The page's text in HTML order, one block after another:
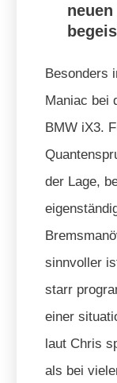
Besonders
Maniac bei
BMW iX3.
der Lage,
sinnvoller
starr
einer
laut Chris
als bei